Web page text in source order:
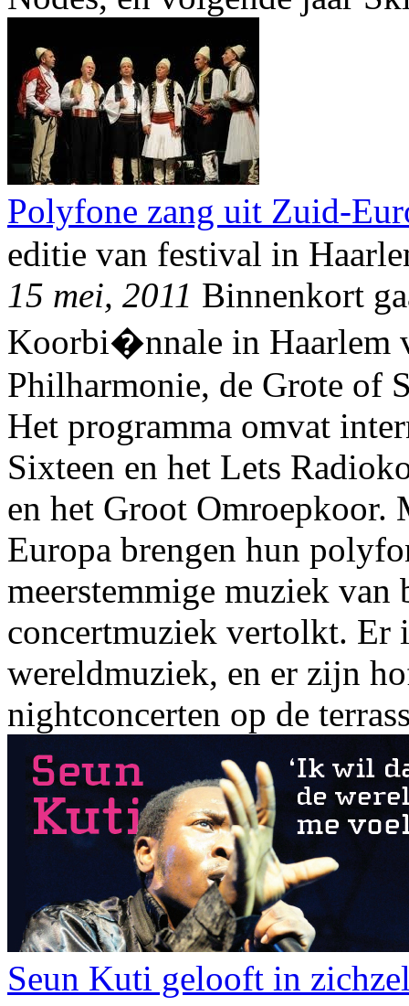
Polyfone zang uit Zuid-
editie van festival in
15 mei, 2011 Binnenkort
Koorbi�nnale in Haarlem
Philharmonie, de Grote of
Het programma omvat
Sixteen en het Lets
en het Groot Omroepkoor.
Europa brengen hun
meerstemmige muziek van
concertmuziek vertolkt. Er
wereldmuziek, en er zijn
nightconcerten op de
Seun Kuti gelooft in